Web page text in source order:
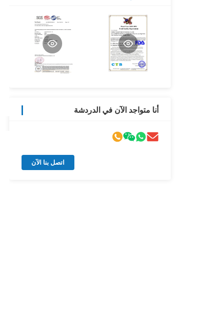
أنا متواجد الآن في الدردشة
اتصل بنا الآن